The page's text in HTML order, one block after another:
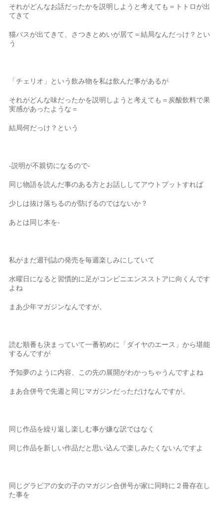
それがどんなお話だったかを説明しようと考えても＝トトロが出
てきて
猫バスが出てきて、さつきとめいが居て＝結局なんだっけ？とい
う
「チェリオ」という飲み物を私は飲んだ事があるが
それがどんな味だったかを説明しようと考えても＝炭酸飲料で果
実感があったような＝
結局何だっけ？という
-説明が不親切になるので-
同じ物語を読んだ事のある方とお話ししてアウトプットすれば
少しは抜け落ちるのが防げるのではないか？
あとは同じ本を-
私がまだ週刊誌の発売を毎週楽しみにしていて
水曜日になると習慣的に足がコンビニエンスストアに向くんです
よね
まあ少年マガジンなんですが。
読む順番も決まっていて一番初めに「ダイヤのエース」から堪能
するんですが
予知夢のように内容、この先の展開がわかっちゃうんですよね
まあ合併号で先週と同じマガジンだっただけなんですが。
同じ作品を繰り返し楽しむ事が嫌な訳ではなく
同じ作品を新しい作品だと思い込んで楽しみたくないんですよ
同じグラビアの女の子のマガジン合併号が家に同時に２冊存在し
た事を